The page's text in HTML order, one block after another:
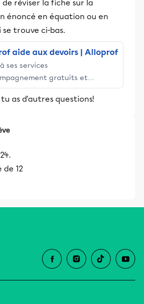
réviser la fiche sur la
énoncé en équation ou en
trouve ci-bas.
aide aux devoirs | Alloprof
ses services
gratuits et
Alloprof engage les élèves
parents dans la réussite
as d'autres questions!
de 12